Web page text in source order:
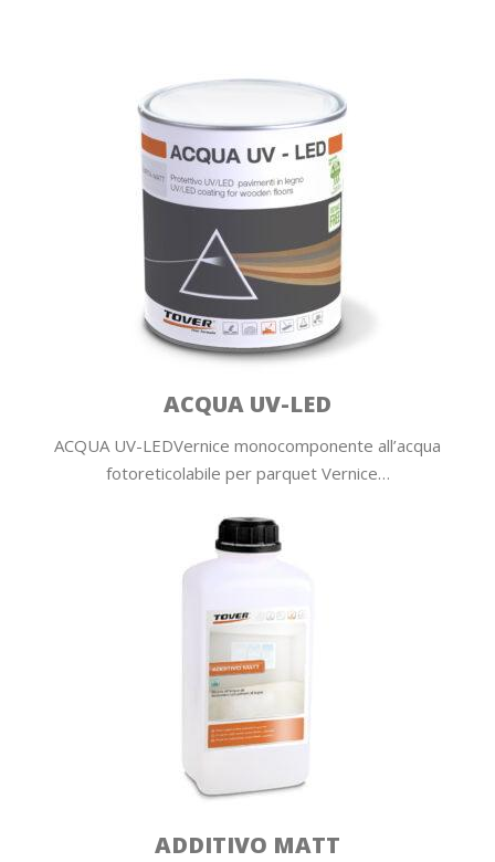
ACQUA UV-LED
ACQUA UV-LEDVernice monocomponente all’acqua
fotoreticolabile per parquet Vernice…
ADDITIVO MATT